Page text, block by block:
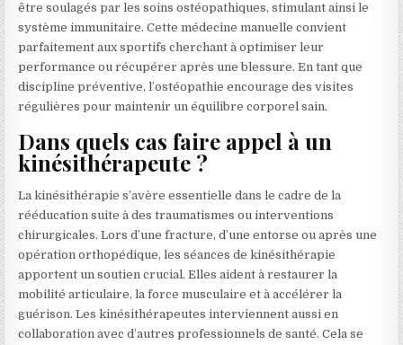
être soulagés par les soins ostéopathiques, stimulant ainsi le
système immunitaire. Cette médecine manuelle convient
parfaitement aux sportifs cherchant à optimiser leur
performance ou récupérer après une blessure. En tant que
discipline préventive, l’ostéopathie encourage des visites
régulières pour maintenir un équilibre corporel sain.
Dans quels cas faire appel à un
kinésithérapeute ?
La kinésithérapie s’avère essentielle dans le cadre de la
rééducation suite à des traumatismes ou interventions
chirurgicales. Lors d’une fracture, d’une entorse ou après une
opération orthopédique, les séances de kinésithérapie
apportent un soutien crucial. Elles aident à restaurer la
mobilité articulaire, la force musculaire et à accélérer la
guérison. Les kinésithérapeutes interviennent aussi en
collaboration avec d’autres professionnels de santé. Cela se